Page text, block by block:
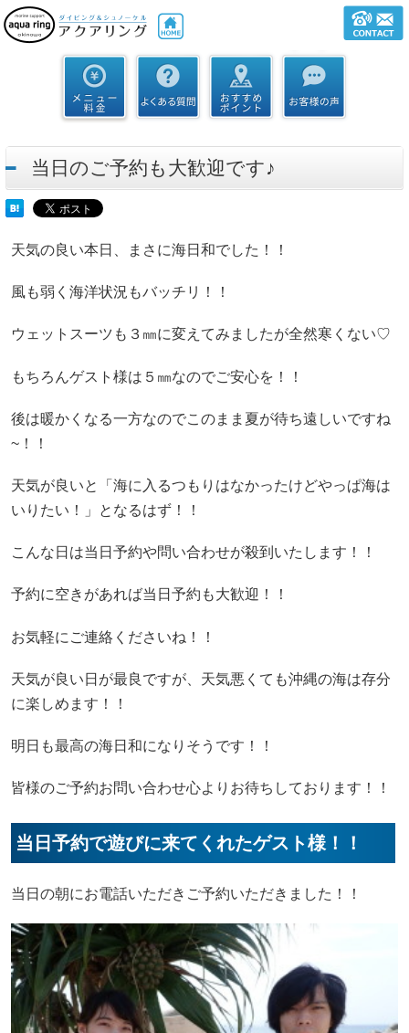
当日のご予約も大歓迎です♪
天気の良い本日、まさに海日和でした！！
風も弱く海洋状況もバッチリ！！
ウェットスーツも３㎜に変えてみましたが全然寒くない♡
もちろんゲスト様は５㎜なのでご安心を！！
後は暖かくなる一方なのでこのまま夏が待ち遠しいですね
~！！
天気が良いと「海に入るつもりはなかったけどやっぱ海は
いりたい！」となるはず！！
こんな日は当日予約や問い合わせが殺到いたします！！
予約に空きがあれば当日予約も大歓迎！！
お気軽にご連絡くださいね！！
天気が良い日が最良ですが、天気悪くても沖縄の海は存分
に楽しめます！！
明日も最高の海日和になりそうです！！
皆様のご予約お問い合わせ心よりお待ちしております！！
当日予約で遊びに来てくれたゲスト様！！
当日の朝にお電話いただきご予約いただきました！！